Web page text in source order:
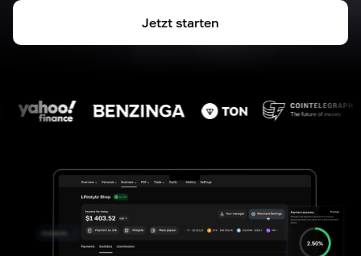
Jetzt starten